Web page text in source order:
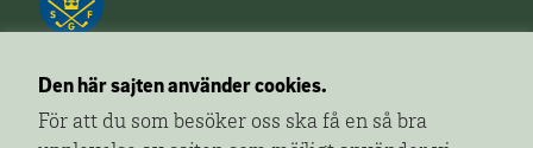
Den här sajten använder cookies.
För att du som besöker oss ska få en så bra